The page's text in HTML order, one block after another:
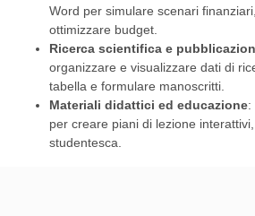
Word per simulare scenari
ottimizzare budget.
Ricerca scientifica e
organizzare e visualizzare dati di
tabella e formulare manoscritti.
Materiali didattici ed educazione:
per creare piani di lezione
studentesca.